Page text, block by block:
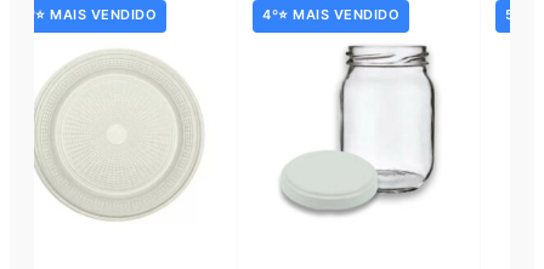
3º⭐ MAIS VENDIDO 4º⭐ MAIS VENDIDO 5º⭐